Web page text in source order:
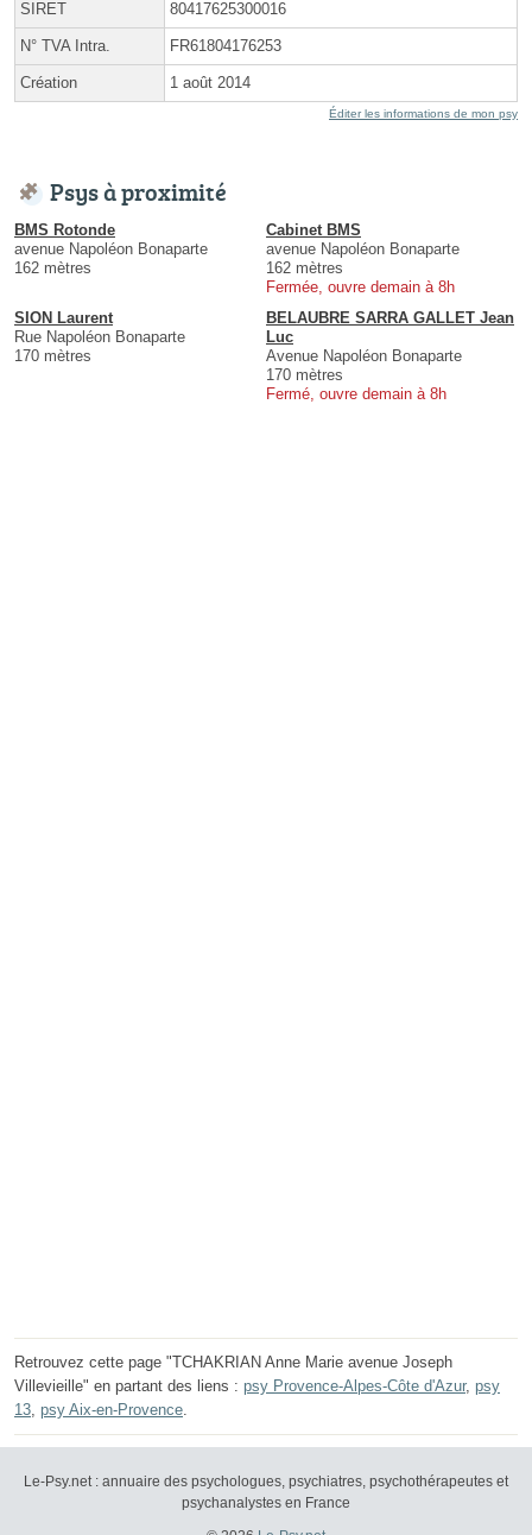
SIRET 80417625300016
N° TVA Intra. FR61804176253
Création 1 août 2014
Éditer les informations de mon psy
Psys à proximité
BMS Rotonde
avenue Napoléon Bonaparte
162 mètres
Cabinet BMS
avenue Napoléon Bonaparte
162 mètres
Fermée, ouvre demain à 8h
SION Laurent
Rue Napoléon Bonaparte
170 mètres
BELAUBRE SARRA GALLET Jean
Luc
Avenue Napoléon Bonaparte
170 mètres
Fermé, ouvre demain à 8h
Retrouvez cette page "TCHAKRIAN Anne Marie avenue Joseph
Villevieille" en partant des liens : psy Provence-Alpes-Côte d'Azur, psy
13, psy Aix-en-Provence.
Le-Psy.net : annuaire des psychologues, psychiatres, psychothérapeutes et
psychanalystes en France